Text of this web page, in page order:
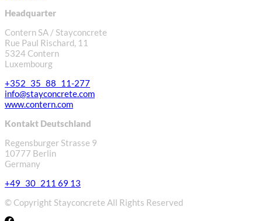
Headquarter
Contern SA / Stayconcrete
Rue Paul Rischard, 11
5324 Contern
Luxembourg
+352 35 88 11-277
info@stayconcrete.com
www.contern.com
Kontakt Deutschland
Regensburger Strasse 9
10777 Berlin
Germany
+49 30 211 69 13
© Copyright Stayconcrete All Rights Reserved